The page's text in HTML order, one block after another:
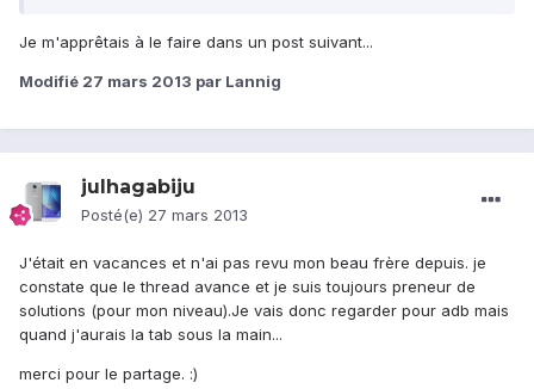
Je m'apprêtais à le faire dans un post suivant...
Modifié 27 mars 2013 par Lannig
julhagabiju
Posté(e) 27 mars 2013
J'était en vacances et n'ai pas revu mon beau frère depuis. je
constate que le thread avance et je suis toujours preneur de
solutions (pour mon niveau).Je vais donc regarder pour adb mais
quand j'aurais la tab sous la main...
merci pour le partage. :)